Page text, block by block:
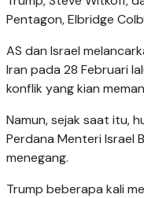
Pentagon, Elbridge
AS dan Israel
Iran pada 28 Februari
konflik yang kian
Namun, sejak saat itu,
Perdana Menteri Israel
menegang.
Trump beberapa kali